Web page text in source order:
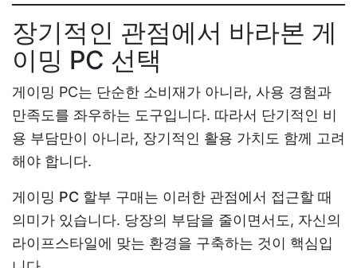
장기적인 관점에서 바라본 게
이밍 PC 선택
게이밍 PC는 단순한 소비재가 아니라, 사용 경험과
만족도를 좌우하는 도구입니다. 따라서 단기적인 비
용 부담만이 아니라, 장기적인 활용 가치도 함께 고려
해야 합니다.
게이밍 PC 할부 구매는 이러한 관점에서 접근할 때
의미가 있습니다. 당장의 부담을 줄이면서도, 자신의
라이프스타일에 맞는 환경을 구축하는 것이 핵심입